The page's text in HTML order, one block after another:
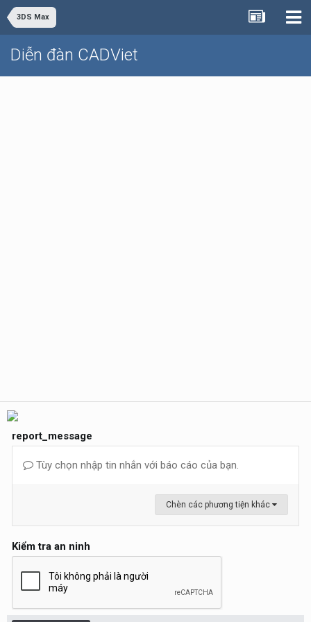
3DS Max
Diễn đàn CADViet
report_message
Tùy chọn nhập tin nhắn với báo cáo của bạn.
Chèn các phương tiện khác
Kiểm tra an ninh